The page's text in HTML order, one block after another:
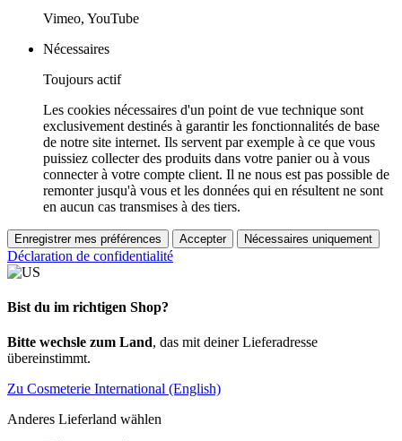
Vimeo, YouTube
Nécessaires
Toujours actif
Les cookies nécessaires d'un point de vue technique sont
exclusivement destinés à garantir les fonctionnalités de base
de notre site internet. Ils servent par exemple à ce que vous
puissiez collecter des produits dans votre panier ou à vous
connecter à votre compte client. Il ne nous est pas possible de
remonter jusqu'à vous et les données qui en résultent ne sont
en aucun cas transmises à des tiers.
Enregistrer mes préférences Accepter Nécessaires uniquement
Déclaration de confidentialité
Bist du im richtigen Shop?
Bitte wechsle zum Land, das mit deiner Lieferadresse
übereinstimmt.
Zu Cosmeterie International (English)
Anderes Lieferland wählen